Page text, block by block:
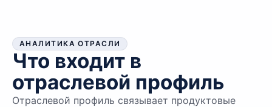
АНАЛИТИКА ОТРАСЛИ
Что входит в
отраслевой профиль
Отраслевой профиль связывает продуктовые